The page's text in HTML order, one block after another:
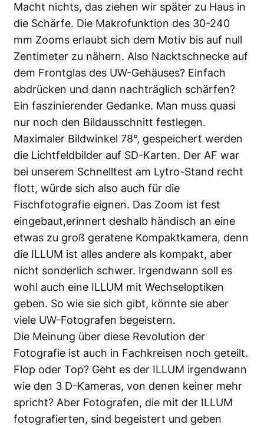
Macht nichts, das ziehen wir später zu Haus in
die Schärfe. Die Makrofunktion des 30-240
mm Zooms erlaubt sich dem Motiv bis auf null
Zentimeter zu nähern. Also Nacktschnecke auf
dem Frontglas des UW-Gehäuses? Einfach
abdrücken und dann nachträglich schärfen?
Ein faszinierender Gedanke. Man muss quasi
nur noch den Bildausschnitt festlegen.
Maximaler Bildwinkel 78°, gespeichert werden
die Lichtfeldbilder auf SD-Karten. Der AF war
bei unserem Schnelltest am Lytro-Stand recht
flott, würde sich also auch für die
Fischfotografie eignen. Das Zoom ist fest
eingebaut,erinnert deshalb händisch an eine
etwas zu groß geratene Kompaktkamera, denn
die ILLUM ist alles andere als kompakt, aber
nicht sonderlich schwer. Irgendwann soll es
wohl auch eine ILLUM mit Wechseloptiken
geben. So wie sie sich gibt, könnte sie aber
viele UW-Fotografen begeistern.
Die Meinung über diese Revolution der
Fotografie ist auch in Fachkreisen noch geteilt.
Flop oder Top? Geht es der ILLUM irgendwann
wie den 3 D-Kameras, von denen keiner mehr
spricht? Aber Fotografen, die mit der ILLUM
fotografierten, sind begeistert und geben